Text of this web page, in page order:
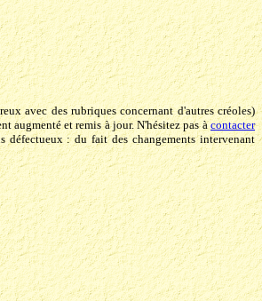
avec des rubriques concernant d'autres créoles)
augmenté et remis à jour. N'hésitez pas àcontacter
défectueux : du fait des changements intervenant